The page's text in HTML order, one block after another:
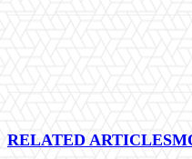
RELATED ARTICLES